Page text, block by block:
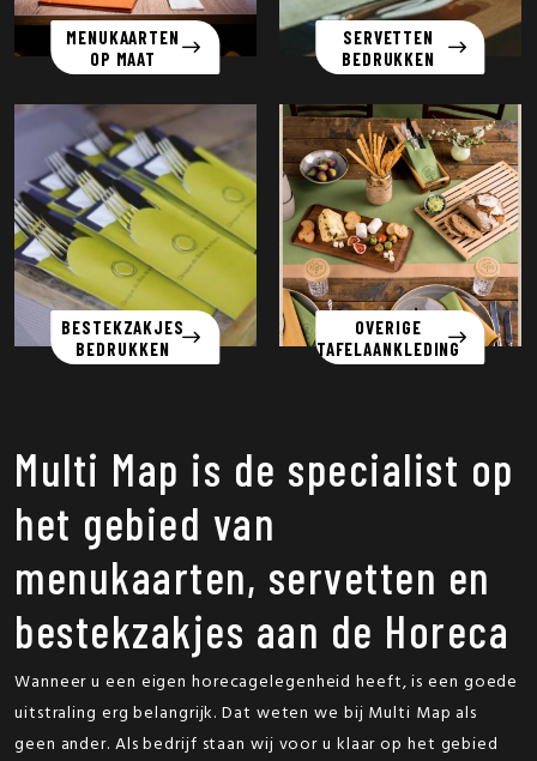
MENUKAARTEN
OP MAAT
SERVETTEN
BEDRUKKEN
BESTEKZAKJES
BEDRUKKEN
OVERIGE
TAFELAANKLEDING
Multi Map is de specialist op
het gebied van
menukaarten, servetten en
bestekzakjes aan de Horeca
Wanneer u een eigen horecagelegenheid heeft, is een goede
uitstraling erg belangrijk. Dat weten we bij Multi Map als
geen ander. Als bedrijf staan wij voor u klaar op het gebied